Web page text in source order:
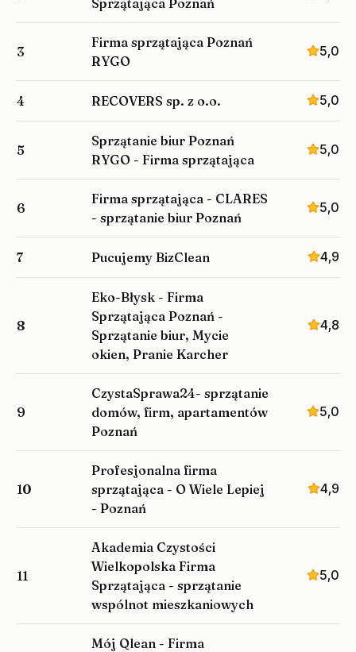
Sprzątająca Poznań
3
Firma sprzątająca Poznań
RYGO
5,0
4 RECOVERS sp. z o.o. 5,0
5
Sprzątanie biur Poznań
RYGO - Firma sprzątająca
5,0
6
Firma sprzątająca - CLARES
- sprzątanie biur Poznań
5,0
7 Pucujemy BizClean 4,9
8
Eko-Błysk - Firma
Sprzątająca Poznań -
Sprzątanie biur, Mycie
okien, Pranie Karcher
4,8
9
CzystaSprawa24- sprzątanie
domów, firm, apartamentów
Poznań
5,0
10
Profesjonalna firma
sprzątająca - O Wiele Lepiej
- Poznań
4,9
11
Akademia Czystości
Wielkopolska Firma
Sprzątająca - sprzątanie
wspólnot mieszkaniowych
5,0
Mój Qlean - Firma